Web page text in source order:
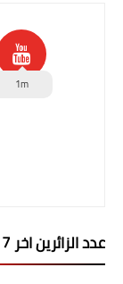
1m
عدد الزائرين اخر 7 ايام